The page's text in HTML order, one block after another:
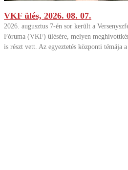
VKF ülés, 2026. 08. 07.
2026. augusztus 7-én sor került a
Fóruma (VKF) ülésére, melyen
is részt vett. Az egyeztetés központi témája